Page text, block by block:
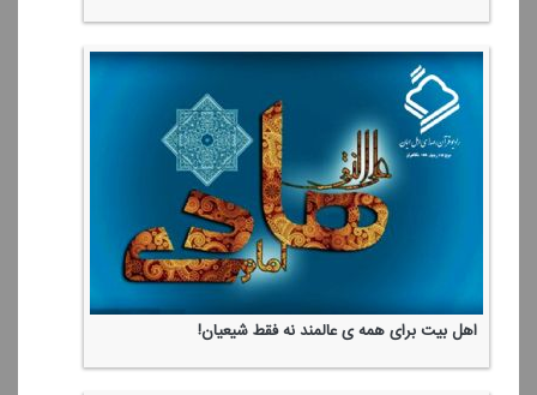
اهل بیت برای همه ی عالمند نه فقط شیعیان!